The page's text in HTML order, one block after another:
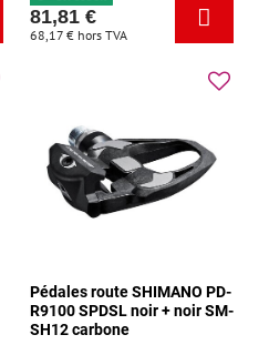
81,81 €
68,17 € hors TVA
Pédales route SHIMANO PD-
R9100 SPDSL noir + noir SM-
SH12 carbone